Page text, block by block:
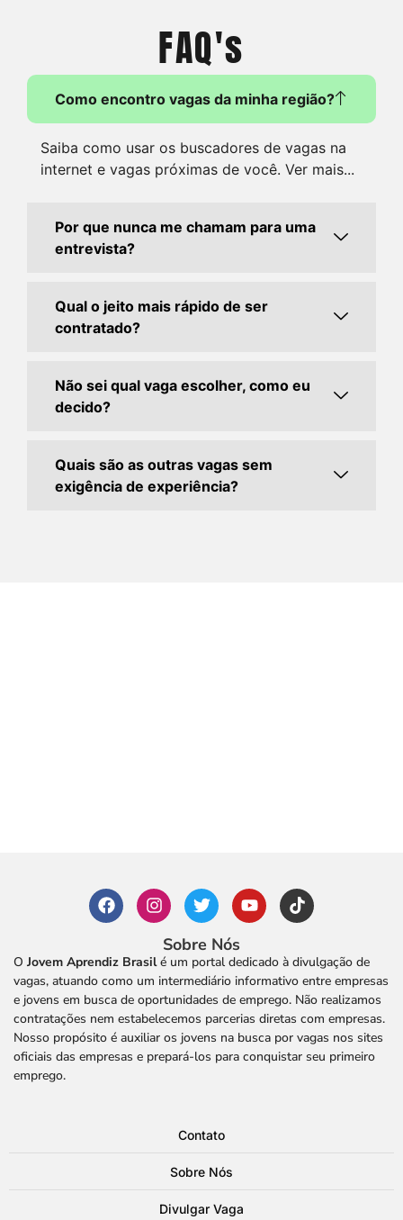
FAQ's
Como encontro vagas da minha região?
Saiba como usar os buscadores de vagas na
internet e vagas próximas de você. Ver mais...
Por que nunca me chamam para uma
entrevista?
Qual o jeito mais rápido de ser
contratado?
Não sei qual vaga escolher, como eu
decido?
Quais são as outras vagas sem
exigência de experiência?
Sobre Nós
O Jovem Aprendiz Brasilé um portal dedicado à divulgação de
vagas, atuando como um intermediário informativo entre empresas
e jovens em busca de oportunidades de emprego. Não realizamos
contratações nem estabelecemos parcerias diretas com empresas.
Nosso propósito é auxiliar os jovens na busca por vagas nos sites
oficiais das empresas e prepará-los para conquistar seu primeiro
emprego.
Contato
Sobre Nós
Divulgar Vaga